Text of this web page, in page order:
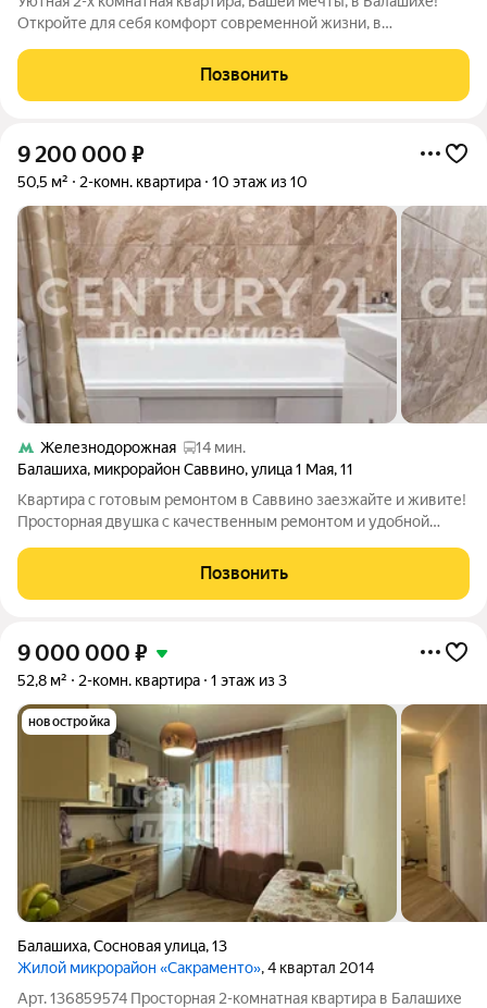
Откройте для себя комфорт современной жизни, в
комнатная квартира, с уникальной планировкой, по адресу: ул.
Сосновая, д. 15. Квартира
Позвонить
9 200 000 ₽
50,5 м² 2-комн. квартира 10 этаж из 10
Железнодорожная
14 мин.
Балашиха, микрорайон Саввино,улица 1 Мая,11
Квартира с готовым ремонтом в Саввино заезжайте и живите!
Просторная двушка с качественным ремонтом и удобной
лоджия! Часть мебели можно оставить по договорённости
приятный бонус для тех, кто
Позвонить
9 000 000 ₽
52,8 м² 2-комн. квартира 1 этаж из 3
новостройка
Балашиха,Сосновая улица,13
Жилой микрорайон «Сакраменто», 4 квартал 2014
Арт. 136859574 Просторная 2-комнатная квартира в Балашихе